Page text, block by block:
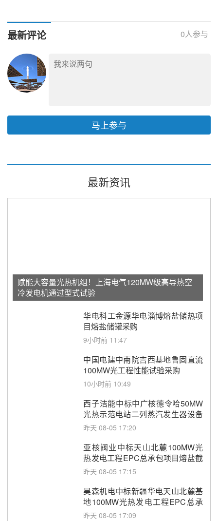
建设
最新评论 0人参与
马上参与
最新资讯
赋能大容量光热机组！上海电气120MW级高导热空
冷发电机通过型式试验
华电科工金源华电淄博熔盐储热项
目熔盐储罐采购
9小时前 11:47
中国电建中南院吉西基地鲁固直流
100MW光工程性能试验采购
10小时前 10:49
西子洁能中标中广核德令哈50MW
光热示范电站二列蒸汽发生器设备
采购
昨天 08-05 17:20
亚核阀业中标天山北麓100MW光
热发电工程EPC总承包项目熔盐截
止阀、熔盐三偏心蝶阀采购
昨天 08-05 17:15
昊森机电中标新疆华电天山北麓基
地100MW光热发电工程EPC总承
包项目熔盐介质超声波流量计采购
昨天 08-05 17:09